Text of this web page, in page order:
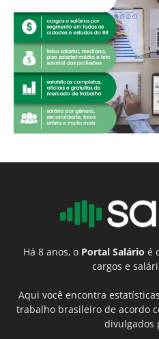
Há 8 anos, o Portal Salário é
cargos e
Aqui você encontra
trabalho brasileiro de acordo
divulgados